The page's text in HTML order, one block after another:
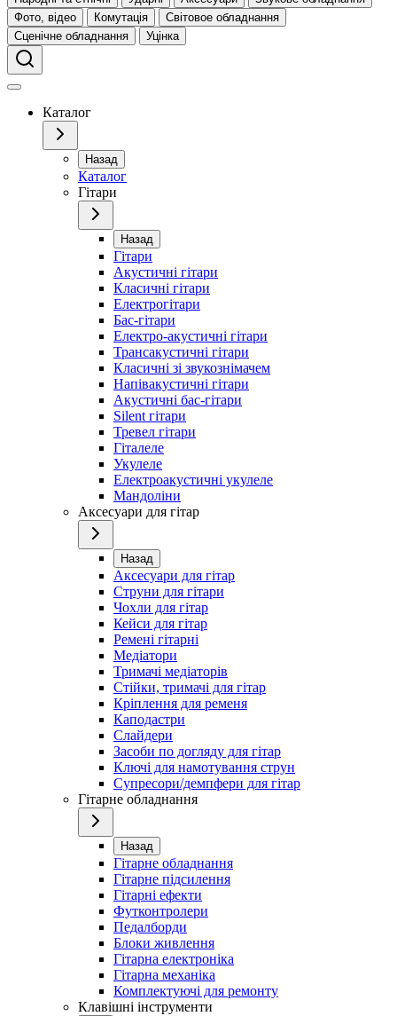
Фото, відео
Комутація
Світовое обладнання
Сценічне обладнання
Уцінка
Каталог
Назад
Каталог
Гітари
Назад
Гітари
Акустичні гітари
Класичні гітари
Електрогітари
Бас-гітари
Електро-акустичні гітари
Трансакустичні гітари
Класичні зі звукознімачем
Напівакустичні гітари
Акустичні бас-гітари
Silent гітари
Тревел гітари
Гіталеле
Укулеле
Електроакустичні укулеле
Мандоліни
Аксесуари для гітар
Назад
Аксесуари для гітар
Струни для гітари
Чохли для гітар
Кейси для гітар
Ремені гітарні
Медіатори
Тримачі медіаторів
Стійки, тримачі для гітар
Кріплення для ременя
Каподастри
Слайдери
Засоби по догляду для гітар
Ключі для намотування струн
Супресори/демпфери для гітар
Гітарне обладнання
Назад
Гітарне обладнання
Гітарне підсилення
Гітарні ефекти
Футконтролери
Педалборди
Блоки живлення
Гітарна електроніка
Гітарна механіка
Комплектуючі для ремонту
Клавішні інструменти